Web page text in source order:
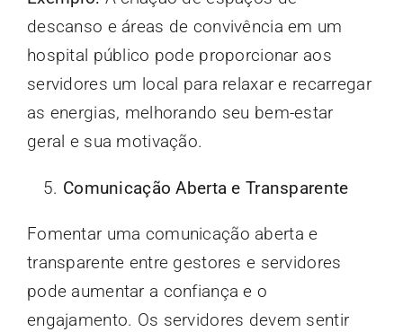
descanso e áreas de convivência em um
hospital público pode proporcionar aos
servidores um local para relaxar e recarregar
as energias, melhorando seu bem-estar
geral e sua motivação.
Comunicação Aberta e Transparente
Fomentar uma comunicação aberta e
transparente entre gestores e servidores
pode aumentar a confiança e o
engajamento. Os servidores devem sentir